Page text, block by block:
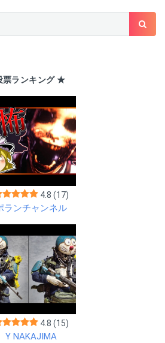
票ランキング ★
4.8 (17)
ランチャンネル
4.8 (15)
Y NAKAJIMA